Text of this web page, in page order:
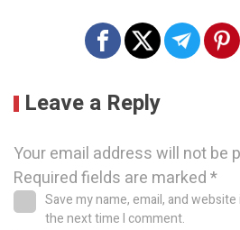
Leave a Reply
Your email address will not be
Required fields are marked*
Save my name, email, and
the next time I comment.